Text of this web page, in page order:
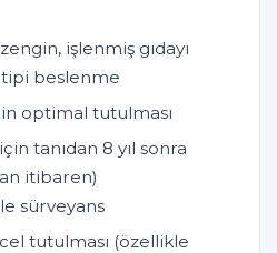
işlenmiş gıdayı
tipi beslenme
optimal tutulması
tanıdan 8 yıl sonra
itibaren)
sürveyans
tutulması (özellikle